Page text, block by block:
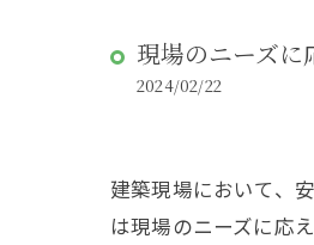
現場のニーズ
2024/02/22
建築現場において、
は現場のニーズに応